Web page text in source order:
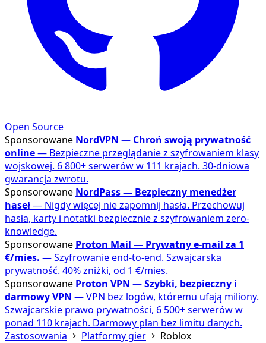
Open Source
Sponsorowane NordVPN — Chroń swoją prywatność
online— Bezpieczne przeglądanie z szyfrowaniem klasy
wojskowej. 6 800+ serwerów w 111 krajach. 30-dniowa
gwarancja zwrotu.
Sponsorowane NordPass — Bezpieczny menedżer
haseł— Nigdy więcej nie zapomnij hasła. Przechowuj
hasła, karty i notatki bezpiecznie z szyfrowaniem zero-
knowledge.
Sponsorowane Proton Mail — Prywatny e-mail za 1
€/mies. — Szyfrowanie end-to-end. Szwajcarska
prywatność. 40% zniżki, od 1 €/mies.
Sponsorowane Proton VPN — Szybki, bezpieczny i
darmowy VPN — VPN bez logów, któremu ufają miliony.
Szwajcarskie prawo prywatności, 6 500+ serwerów w
ponad 110 krajach. Darmowy plan bez limitu danych.
Zastosowania
Platformy gier Roblox